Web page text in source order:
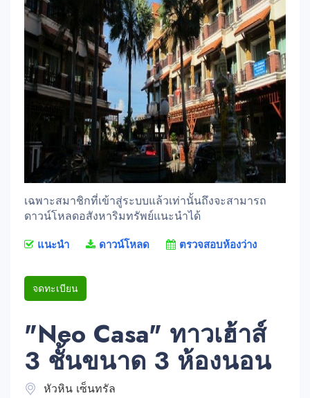
เฉพาะสมาชิกที่เข้าสู่ระบบแล้วเท่านั้นถึงจะสามารถ
ดาวน์โหลดอสังหาริมทรัพย์แนะนำได้
แนะนำ ดาวน์โหลด ตรวจสอบห้องว่าง
จดทะเบียน
"Neo Casa" ทาวเฮ้าส์
3 ชั้นขนาด 3 ห้องนอน
หัวหิน เซ็นทรัล